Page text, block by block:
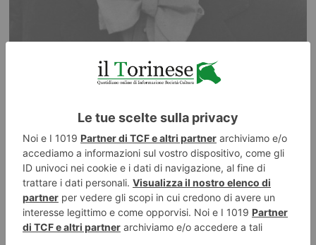
L’eclettismo culturale di Mario Soldati